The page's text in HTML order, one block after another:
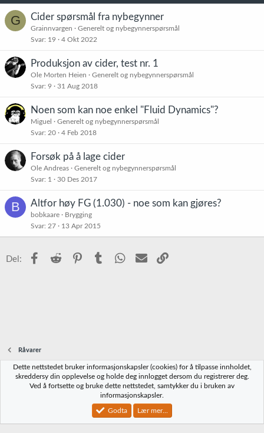
e
r
G Cider spørsmål fra nybegynner
Grainnvargen
Generelt og nybegynnerspørsmål
Svar 19 4 Okt 2022
Produksjon av cider, test nr. 1
Ole Morten Heien
Generelt og nybegynnerspørsmål
Svar 9 31 Aug 2018
Noen som kan noe enkel "Fluid Dynamics"?
Miguel
Generelt og nybegynnerspørsmål
Svar 20 4 Feb 2018
Forsøk på å lage cider
Ole Andreas
Generelt og nybegynnerspørsmål
Svar 1 30 Des 2017
B Altfor høy FG (1.030) - noe som kan gjøres?
bobkaare
Brygging
Svar 27 13 Apr 2015
Del: Facebook
Reddit PinterestTumblr WhatsApp
E-post
Råvarer
Norbrygg-default
Vilkår og regler Personvernregler
Community platform by XenForo® © 2010-2023 XenForo Ltd.
Dette nettstedet bruker informasjonskapsler (cookies) for å tilpasse innholdet,
skreddersy din opplevelse og holde deg innlogget dersom du registrerer deg.
Ved å fortsette og bruke dette nettstedet, samtykker du i bruken av
informasjonskapsler.
Godta Lær mer...